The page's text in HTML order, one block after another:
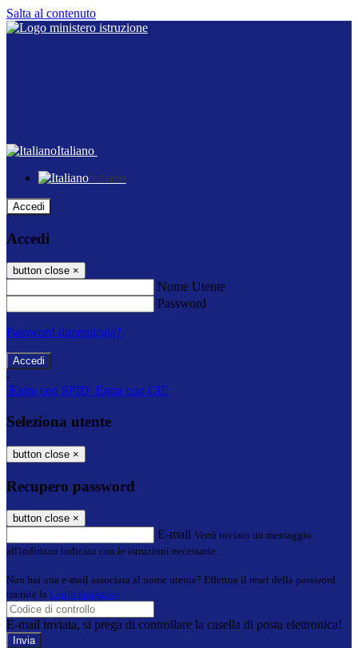
Salta al contenuto
Italiano
Italiano
Accedi
Accedi
button close ×
Nome Utente
Password
Password dimenticata?
-
Entra con SPID Entra con CIE
Seleziona utente
button close ×
Recupero password
button close ×
E-mail Verrà inviato un messaggio
all'indirizzo indicato con le istruzioni necessarie.
Non hai una e-mail associata al nome utente? Effettua il reset della password
tramite la Login Spaggiari
E-mail inviata, si prega di controllare la casella di posta elettronica!